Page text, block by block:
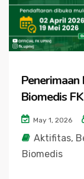
Penerimaan
Biomedis
May 1, 2026
Aktifitas,
Biomedis